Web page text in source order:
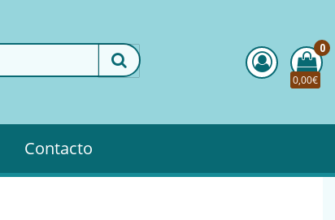
0
0,00€
Contacto